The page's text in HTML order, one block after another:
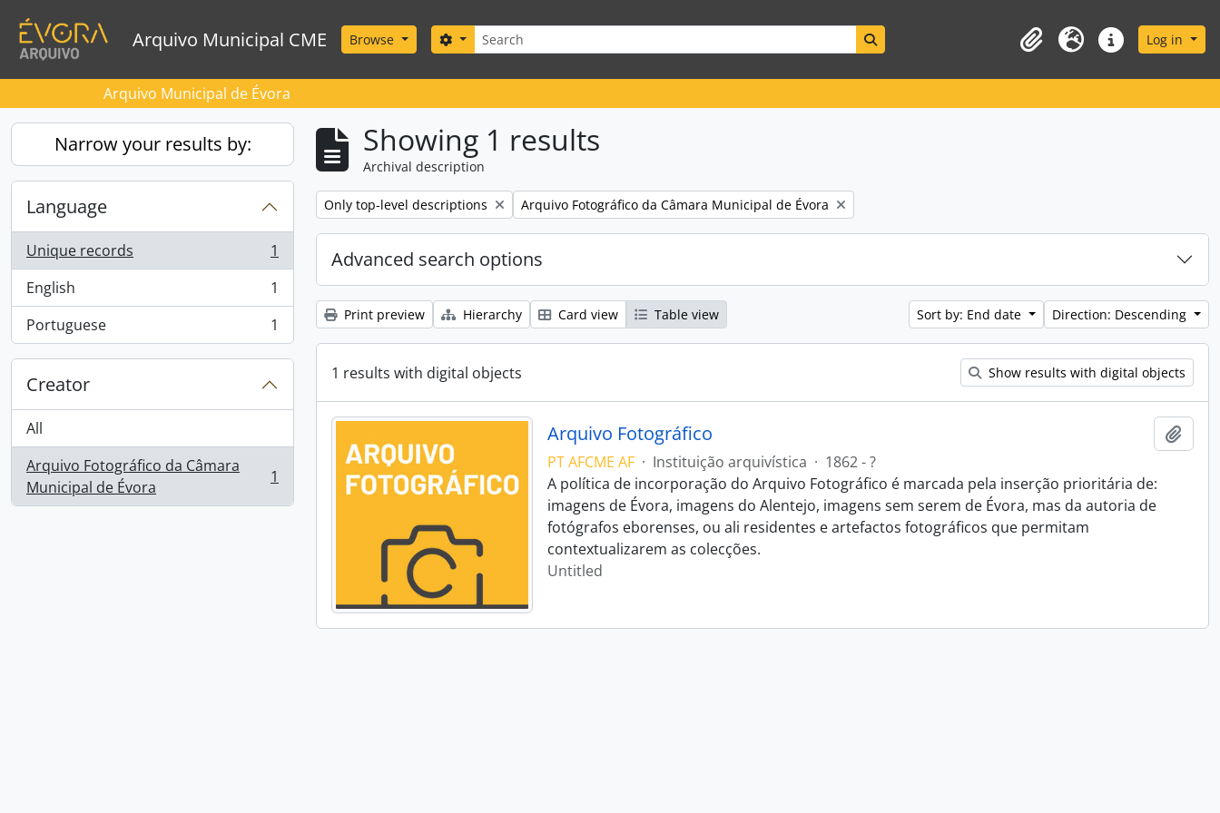
Arquivo Municipal CME Browse Search
Search options
ClipboardLanguageQuick linksLog in
Arquivo Municipal de Évora
Narrow your results by:
Language
Unique records
, 1 results
1
English
, 1 results
1
Portuguese
, 1 results 1
Creator
All
Arquivo Fotográfico da Câmara
Municipal de Évora
, 1 results 1
Showing 1 results
Archival description
Remove filter:
Only top-level descriptions Remove filter:
Arquivo Fotográfico da Câmara Municipal de Évora
Advanced search options
Print preview Hierarchy Card view Table view Sort by: End date Direction: Descending
1 results with digital objects Show results with digital objects
Arquivo Fotográfico
PT AFCME AF · Instituição arquivística · 1862 - ?
A política de incorporação do Arquivo Fotográfico é marcada pela inserção prioritária de:
imagens de Évora, imagens do Alentejo, imagens sem serem de Évora, mas da autoria de
fotógrafos eborenses, ou ali residentes e artefactos fotográficos que permitam
contextualizarem as colecções.
Untitled